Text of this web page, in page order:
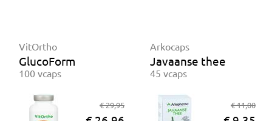
VitOrtho
GlucoForm
100 vcaps
€ 29,95
Arkocaps
Javaanse thee
45 vcaps
€ 11,00